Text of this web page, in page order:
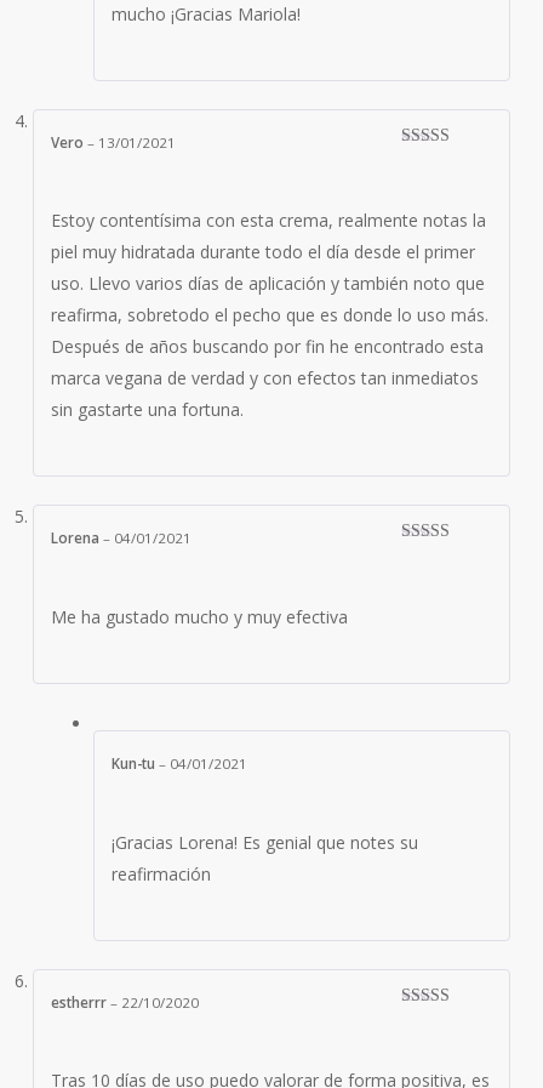
la elastina.¡Superalimento para tu piel!
aroma/ aroma orgánico hipoalergénico,
¡De origen natural! Notas de salida de Manzana
*Ingredientes de cultivo Ecológico.
No usar durante embarazo o lactancia.
100% ingredientes de origen natural
97’14/100 ingredientes eco-certificados del total posible
mucho ¡Gracias Mariola!
Vero – 13/01/2021
Estoy contentísima con esta crema, realmente notas la
piel muy hidratada durante todo el día desde el primer
uso. Llevo varios días de aplicación y también noto que
reafirma, sobretodo el pecho que es donde lo uso más.
Después de años buscando por fin he encontrado esta
marca vegana de verdad y con efectos tan inmediatos
sin gastarte una fortuna.
Lorena – 04/01/2021
Me ha gustado mucho y muy efectiva
Kun-tu – 04/01/2021
¡Gracias Lorena! Es genial que notes su
reafirmación
estherrr – 22/10/2020
Tras 10 días de uso puedo valorar de forma positiva, es